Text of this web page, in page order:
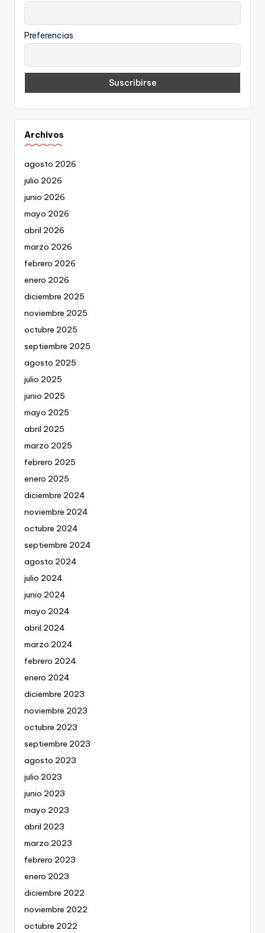
Preferencias
Archivos
agosto 2026
julio 2026
junio 2026
mayo 2026
abril 2026
marzo 2026
febrero 2026
enero 2026
diciembre 2025
noviembre 2025
octubre 2025
septiembre 2025
agosto 2025
julio 2025
junio 2025
mayo 2025
abril 2025
marzo 2025
febrero 2025
enero 2025
diciembre 2024
noviembre 2024
octubre 2024
septiembre 2024
agosto 2024
julio 2024
junio 2024
mayo 2024
abril 2024
marzo 2024
febrero 2024
enero 2024
diciembre 2023
noviembre 2023
octubre 2023
septiembre 2023
agosto 2023
julio 2023
junio 2023
mayo 2023
abril 2023
marzo 2023
febrero 2023
enero 2023
diciembre 2022
noviembre 2022
octubre 2022